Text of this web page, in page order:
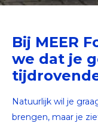
Bij MEER
we dat je
Natuurlijk wil je
brengen, maar je